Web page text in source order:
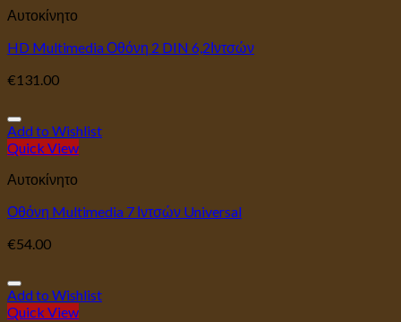
Αυτοκίνητο
HD Multimedia Οθόνη 2 DIN 6,2Ιντσών
€131.00
Add to Wishlist
Quick View
Αυτοκίνητο
Οθόνη Multimedia 7 Ιντσών Universal
€54.00
Add to Wishlist
Quick View